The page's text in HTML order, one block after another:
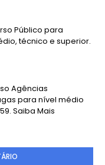
Público para
técnico e superior.
Agências
para nível médio
Saiba Mais